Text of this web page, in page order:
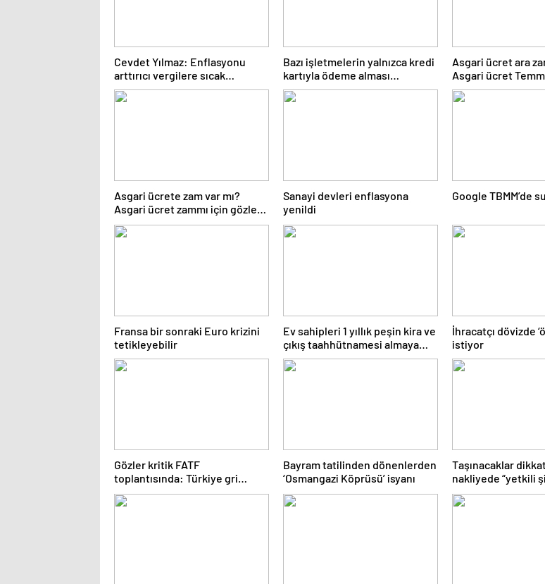
Cevdet Yılmaz: Enflasyonu
arttırıcı vergilere sıcak
bakmıyoruz ama…
Bazı işletmelerin yalnızca kredi
kartıyla ödeme alması
eleştirildi
Asgari ücret ara
Asgari ücret
için kapıyı kapattı
Asgari ücrete zam var mı?
Asgari ücret zammı için gözler
Temmuz ayında…
Sanayi devleri enflasyona
yenildi
Google TBMM’de
Fransa bir sonraki Euro krizini
tetikleyebilir
Ev sahipleri 1 yıllık peşin kira ve
çıkış taahhütnamesi almaya
başladı
İhracatçı dövizde
istiyor
Gözler kritik FATF
toplantısında: Türkiye gri
listeden çıkacak mı?
Bayram tatilinden dönenlerden
‘Osmangazi Köprüsü’ isyanı
Taşınacaklar
nakliyede “yetkili